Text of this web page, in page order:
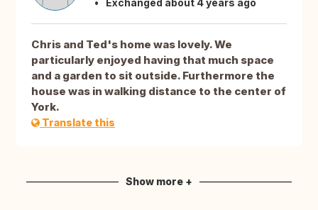
Exchanged about 4 years ago
Chris and Ted's home was lovely. We
particularly enjoyed having that much space
and a garden to sit outside. Furthermore the
house was in walking distance to the center of
York.
Translate this
Show more +